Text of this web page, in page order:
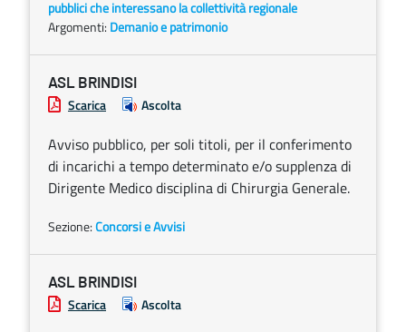
pubblici che interessano la collettività regionale
Argomenti: Demanio e patrimonio
ASL BRINDISI
Scarica Ascolta
Avviso pubblico, per soli titoli, per il conferimento
di incarichi a tempo determinato e/o supplenza di
Dirigente Medico disciplina di Chirurgia Generale.
Sezione:Concorsi e Avvisi
ASL BRINDISI
Scarica Ascolta